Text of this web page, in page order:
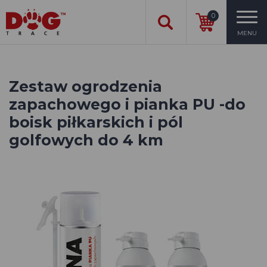
0
MENU
Zestaw ogrodzenia
zapachowego i pianka PU -do
boisk piłkarskich i pól
golfowych do 4 km